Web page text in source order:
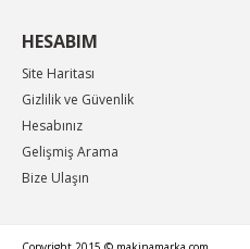
HESABIM
Site Haritası
Gizlilik ve Güvenlik
Hesabınız
Gelişmiş Arama
Bize Ulaşın